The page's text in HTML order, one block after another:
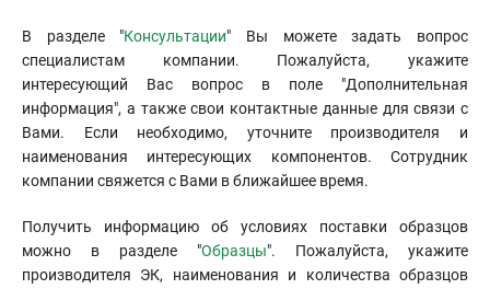
В разделе "Консультации" Вы можете задать вопрос
специалистам компании. Пожалуйста, укажите
интересующий Вас вопрос в поле "Дополнительная
информация", а также свои контактные данные для связи с
Вами. Если необходимо, уточните производителя и
наименования интересующих компонентов. Сотрудник
компании свяжется с Вами в ближайшее время.
Получить информацию об условиях поставки образцов
можно в разделе "Образцы". Пожалуйста, укажите
производителя ЭК, наименования и количества образцов